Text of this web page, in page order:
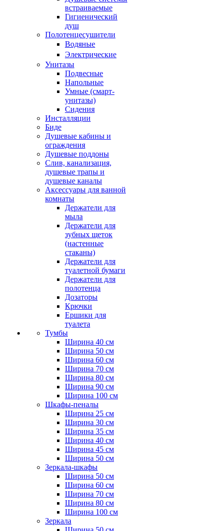
встраиваемые
Гигиенический
душ
Полотенцесушители
ㅤВодяные
ㅤЭлектрические
Унитазы
Подвесные
Напольные
Умные (смарт-
унитазы)
Сидения
Инсталляции
Биде
Душевые кабины и
ограждения
Душевые поддоны
Слив, канализация,
душевые трапы и
душевые каналы
Аксессуары для ванной
комнаты
Держатели для
мыла
Держатели для
зубных щеток
(настенные
стаканы)
Держатели для
туалетной бумаги
Держатели для
полотенца
Дозаторы
Крючки
Ершики для
туалета
Тумбы
Ширина 40 см
Ширина 50 см
Ширина 60 см
Ширина 70 см
Ширина 80 см
Ширина 90 см
Ширина 100 см
Шкафы-пеналы
Ширина 25 см
Ширина 30 см
Ширина 35 см
Ширина 40 см
Ширина 45 см
Ширина 50 см
Зеркала-шкафы
Ширина 50 см
Ширина 60 см
Ширина 70 см
Ширина 80 см
Ширина 100 см
Зеркала